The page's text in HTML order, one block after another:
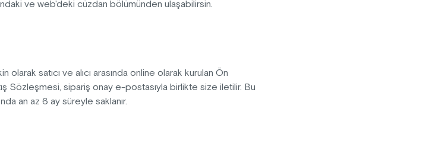
ve web'deki cüzdan bölümünden ulaşabilirsin.
olarak satıcı ve alıcı arasında online olarak kurulan Ön
Sözleşmesi, sipariş onay e-postasıyla birlikte size iletilir. Bu
an az 6 ay süreyle saklanır.